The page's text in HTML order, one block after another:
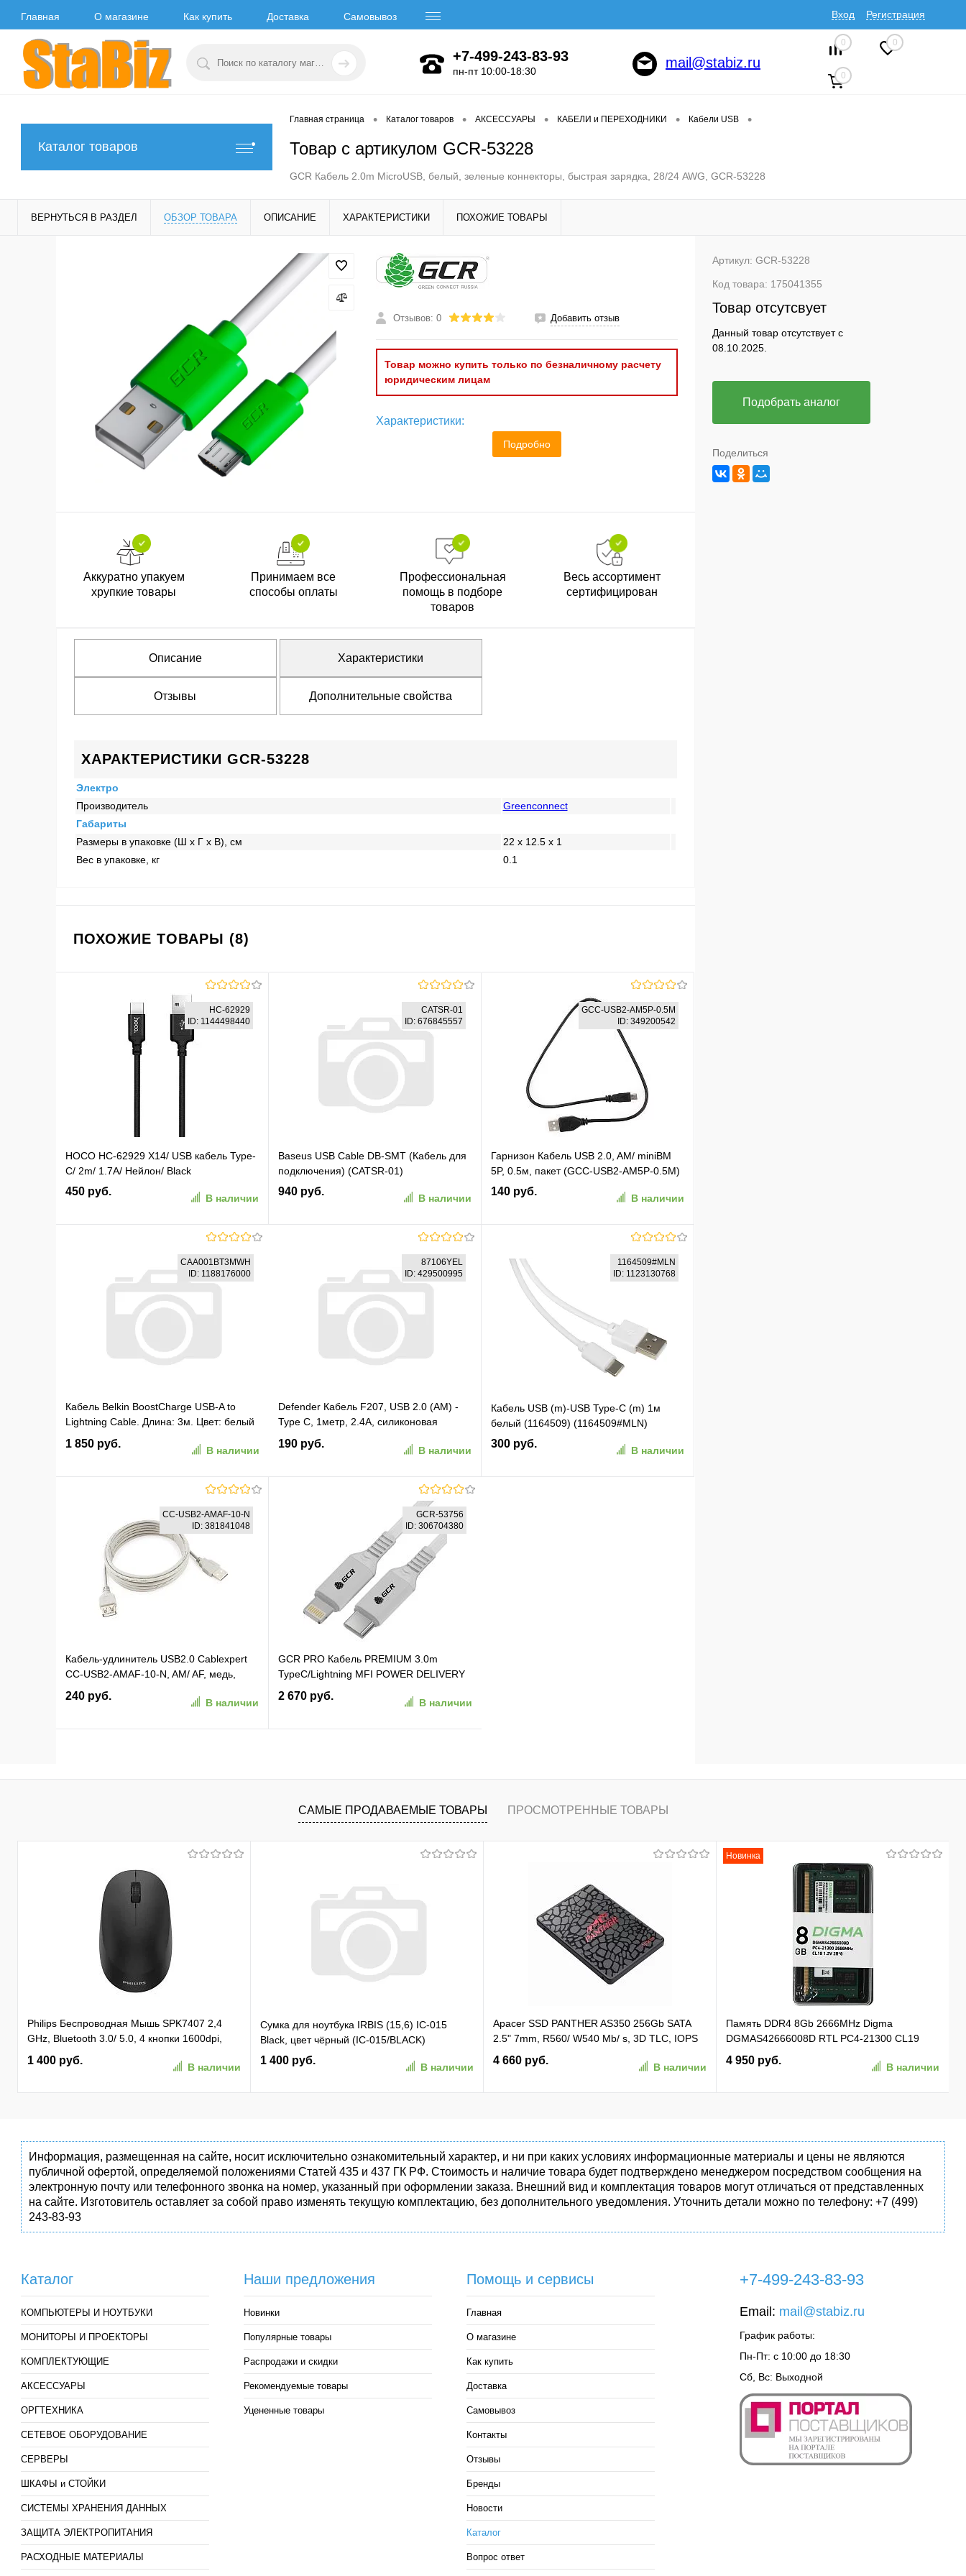
Главная О магазине Как купить Доставка Самовывоз Вход Регистрация
+7-499-243-83-93
пн-пт 10:00-18:30
mail@stabiz.ru
0 0
0
Каталог товаров
Главная страница • Каталог товаров • АКСЕССУАРЫ • КАБЕЛИ и ПЕРЕХОДНИКИ • Кабели USB •
Товар с артикулом GCR-53228
GCR Кабель 2.0m MicroUSB, белый, зеленые коннекторы, быстрая зарядка, 28/24 AWG, GCR-53228
ВЕРНУТЬСЯ В РАЗДЕЛ ОБЗОР ТОВАРА ОПИСАНИЕ ХАРАКТЕРИСТИКИ ПОХОЖИЕ ТОВАРЫ
Отзывов: 0 Добавить отзыв
Товар можно купить только по безналичному расчету
юридическим лицам
Характеристики:
Подробно
Аккуратно упакуем
хрупкие товары
Принимаем все
способы оплаты
Профессиональная
помощь в подборе
товаров
Весь ассортимент
сертифицирован
Описание Характеристики
Отзывы Дополнительные свойства
ХАРАКТЕРИСТИКИ GCR-53228
Электро
Производитель
Greenconnect
Габариты
Размеры в упаковке (Ш x Г x В), см
22 x 12.5 x 1
Вес в упаковке, кг
0.1
ПОХОЖИЕ ТОВАРЫ (8)
HC-62929
ID: 1144498440
HOCO HC-62929 X14/ USB кабель Type-
C/ 2m/ 1.7A/ Нейлон/ Black
450 руб.
В наличии
В корзину
В избранное К сравнению
CATSR-01
ID: 676845557
Baseus USB Cable DB-SMT (Кабель для
подключения) (CATSR-01)
940 руб.
В наличии
В избранное К сравнению
GCC-USB2-AM5P-0.5M
ID: 349200542
Гарнизон Кабель USB 2.0, AM/ miniBM
5P, 0.5м, пакет (GCC-USB2-AM5P-0.5M)
140 руб.
В наличии
В корзину
В избранное
CAA001BT3MWH
ID: 1188176000
Кабель Belkin BoostCharge USB-A to
Lightning Cable. Длина: 3м. Цвет: белый
(CAA001BT3MWH)
1 850 руб.
В наличии
В корзину
В избранное К сравнению
87106YEL
ID: 429500995
Defender Кабель F207, USB 2.0 (AM) -
Type C, 1метр, 2.4А, силиконовая
оплетка, жёлтый. (87106YEL)
190 руб.
В наличии
В избранное К сравнению
1164509#MLN
ID: 1123130768
Кабель USB (m)-USB Type-C (m) 1м
белый (1164509) (1164509#MLN)
300 руб.
В наличии
CC-USB2-AMAF-10-N
ID: 381841048
Кабель-удлинитель USB2.0 Cablexpert
CC-USB2-AMAF-10-N, AM/ AF, медь,
3.0м, серый, пакет
240 руб.
В наличии
GCR-53756
ID: 306704380
GCR PRO Кабель PREMIUM 3.0m
TypeC/Lightning MFI POWER DELIVERY
18 W, медь, быстрая зарядка, белый
силикон, AL корпус (GCR-53756)
2 670 руб.
В наличии
В избранное К сравнению
Артикул: GCR-53228
Код товара: 175041355
Товар отсутсвует
Данный товар отсутствует с
08.10.2025.
Подобрать аналог
Поделиться
САМЫЕ ПРОДАВАЕМЫЕ ТОВАРЫ ПРОСМОТРЕННЫЕ ТОВАРЫ
Philips Беспроводная Мышь SPK7407 2,4
GHz, Bluetooth 3.0/ 5.0, 4 кнопки 1600dpi,
бесшумная Чёрный (SPK7407B/ 01)
(SPK7407B/01)
1 400 руб.
В наличии
Сумка для ноутбука IRBIS (15,6) IC-015
Black, цвет чёрный (IC-015/BLACK)
1 400 руб.
В наличии
Apacer SSD PANTHER AS350 256Gb SATA
2.5" 7mm, R560/ W540 Mb/ s, 3D TLC, IOPS
81K/ 74K, MTBF 1,5M, 180TBW,
(AP256GAS350-1)
4 660 руб.
В наличии
Новинка
Память DDR4 8Gb 2666MHz Digma
DGMAS42666008D RTL PC4-21300 CL19
SO-DIMM 260-pin 1.2В dual rank Ret
4 950 руб.
В наличии
Информация, размещенная на сайте, носит исключительно ознакомительный характер, и ни при каких условиях информационные материалы и цены не являются
публичной офертой, определяемой положениями Статей 435 и 437 ГК РФ. Стоимость и наличие товара будет подтверждено менеджером посредством сообщения на
электронную почту или телефонного звонка на номер, указанный при оформлении заказа. Внешний вид и комплектация товаров могут отличаться от представленных
на сайте. Изготовитель оставляет за собой право изменять текущую комплектацию, без дополнительного уведомления. Уточнить детали можно по телефону: +7 (499)
243-83-93
Каталог
КОМПЬЮТЕРЫ И НОУТБУКИ
МОНИТОРЫ И ПРОЕКТОРЫ
КОМПЛЕКТУЮЩИЕ
АКСЕССУАРЫ
ОРГТЕХНИКА
СЕТЕВОЕ ОБОРУДОВАНИЕ
СЕРВЕРЫ
ШКАФЫ и СТОЙКИ
СИСТЕМЫ ХРАНЕНИЯ ДАННЫХ
ЗАЩИТА ЭЛЕКТРОПИТАНИЯ
РАСХОДНЫЕ МАТЕРИАЛЫ
Наши предложения
Новинки
Популярные товары
Распродажи и скидки
Рекомендуемые товары
Уцененные товары
Помощь и сервисы
Главная
О магазине
Как купить
Доставка
Самовывоз
Контакты
Отзывы
Бренды
Новости
Каталог
Вопрос ответ
+7-499-243-83-93
Email: mail@stabiz.ru
График работы:
Пн-Пт: с 10:00 до 18:30
Сб, Вс: Выходной